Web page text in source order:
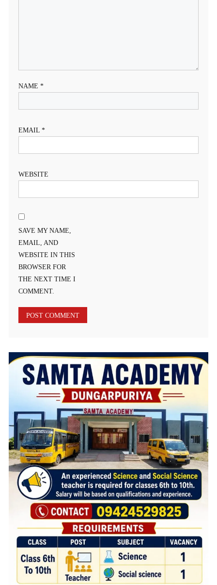
NAME *
EMAIL *
WEBSITE
SAVE MY NAME,
EMAIL, AND
WEBSITE IN THIS
BROWSER FOR
THE NEXT TIME I
COMMENT.